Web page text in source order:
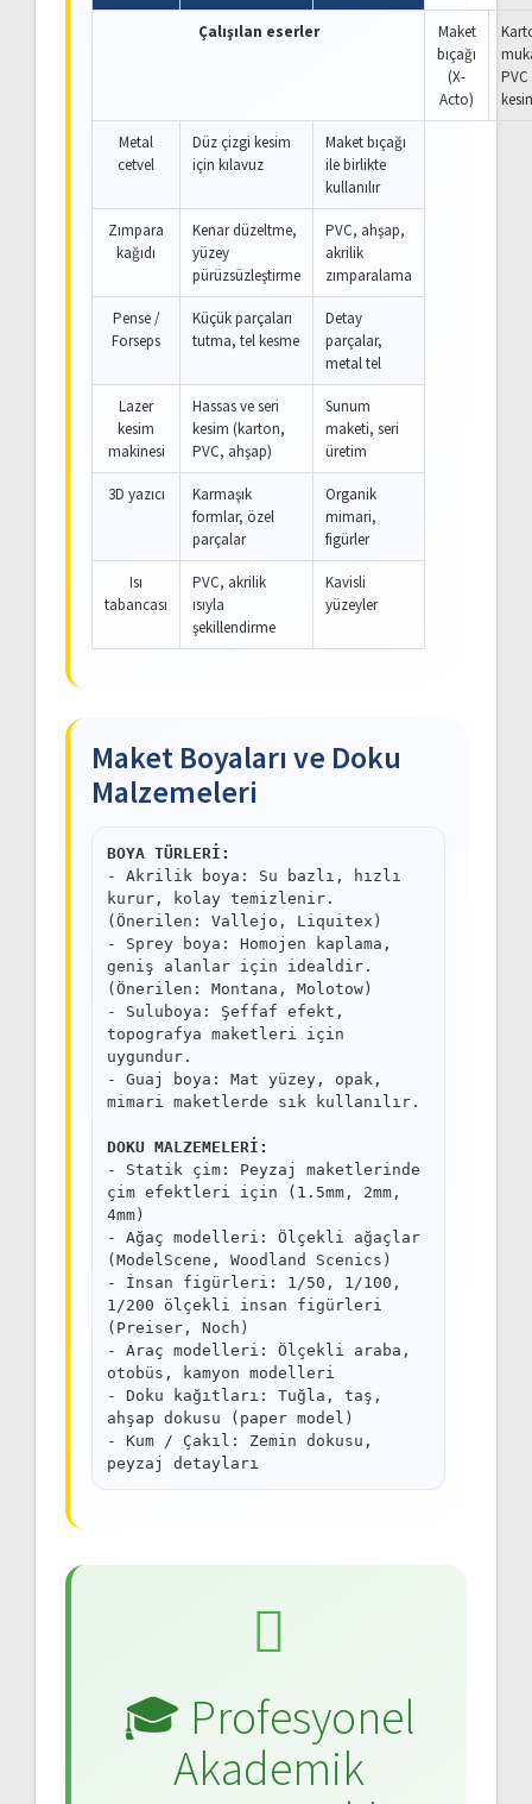
Çalışılan eserler
Maket
bıçağı
(X-
Acto)
PVC
Metal
cetvel
Düz çizgi kesim
için kılavuz
Maket bıçağı
ile birlikte
kullanılır
Zımpara
kağıdı
Kenar düzeltme,
yüzey
pürüzsüzleştirme
PVC, ahşap,
akrilik
zımparalama
Pense /
Forseps
Küçük parçaları
tutma, tel kesme
Detay
parçalar,
metal tel
Lazer
kesim
makinesi
Hassas ve seri
kesim (karton,
PVC, ahşap)
Sunum
maketi, seri
üretim
3D yazıcı
Karmaşık
formlar, özel
parçalar
Organik
mimari,
figürler
Isı
tabancası
PVC, akrilik
ısıyla
şekillendirme
Kavisli
yüzeyler
Maket Boyaları ve Doku
Malzemeleri
BOYA TÜRLERİ:
- Akrilik boya: Su bazlı, hızlı
kurur, kolay temizlenir.
(Önerilen: Vallejo, Liquitex)
- Sprey boya: Homojen kaplama,
geniş alanlar için idealdir.
(Önerilen: Montana, Molotow)
- Suluboya: Şeffaf efekt,
topografya maketleri için
uygundur.
- Guaj boya: Mat yüzey, opak,
mimari maketlerde sık kullanılır.
DOKU MALZEMELERİ:
- Statik çim: Peyzaj maketlerinde
çim efektleri için (1.5mm, 2mm,
4mm)
- Ağaç modelleri: Ölçekli ağaçlar
(ModelScene, Woodland Scenics)
- İnsan figürleri: 1/50, 1/100,
1/200 ölçekli insan figürleri
(Preiser, Noch)
- Araç modelleri: Ölçekli araba,
otobüs, kamyon modelleri
- Doku kağıtları: Tuğla, taş,
ahşap dokusu (paper model)
- Kum / Çakıl: Zemin dokusu,
peyzaj detayları
🎓 Profesyonel
Akademik